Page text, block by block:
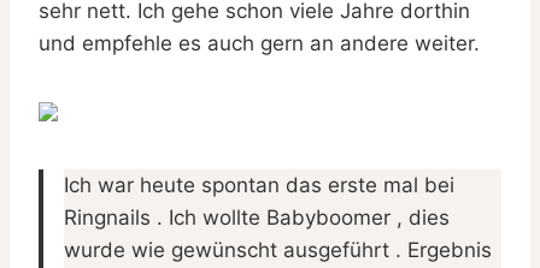
sehr nett. Ich gehe schon viele Jahre dorthin
und empfehle es auch gern an andere weiter.
Ich war heute spontan das erste mal bei
Ringnails . Ich wollte Babyboomer , dies
wurde wie gewünscht ausgeführt . Ergebnis